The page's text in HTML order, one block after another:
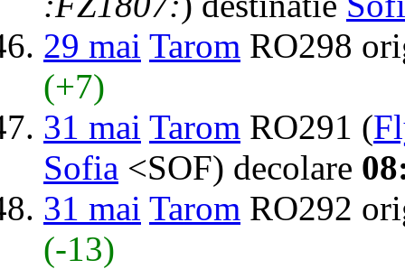
29 mai Tarom RO298
(+7)
31 mai Tarom RO291 (
Sofia <SOF) decolare
31 mai Tarom RO292
(-13)